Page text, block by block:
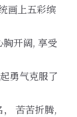
画上五彩缤
胸开阔, 享受
勇气克服了
苦苦折腾,